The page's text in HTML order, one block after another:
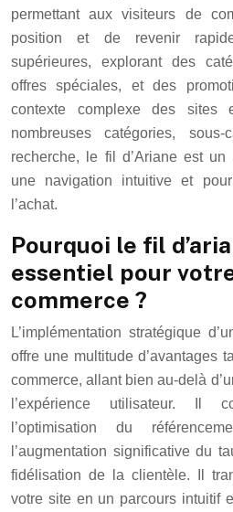
permettant aux visiteurs de
position et de revenir
supérieures, explorant des
offres spéciales, et des
contexte complexe des sites
nombreuses catégories,
recherche, le fil d’Ariane est
une navigation intuitive et
l’achat.
Pourquoi le fil
essentiel pour
commerce ?
L’implémentation stratégique
offre une multitude d’avantages
commerce, allant bien au-delà
l’expérience utilisateur. Il
l’optimisation du
l’augmentation significative du
fidélisation de la clientèle. Il
votre site en un parcours intuitif